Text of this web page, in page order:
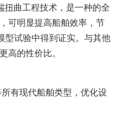
扭曲工程技术，是一种的全
可明显提高船舶效率，节
型试验中得到证实。与其他
高的性价比。
有现代船舶类型，优化设